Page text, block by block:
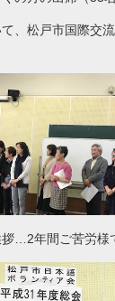
、松戸市国際交
…2年間ご苦労様